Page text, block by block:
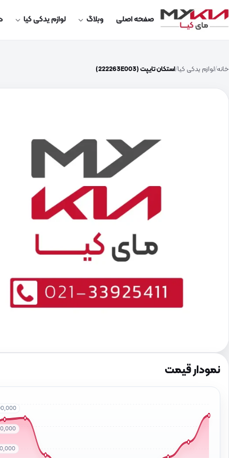
صفحه اصلی وبلاگ لوازم یدکی کیا
خانه لوازم یدکی کیا استکان تایپت (222263E003)
نمودار قیمت